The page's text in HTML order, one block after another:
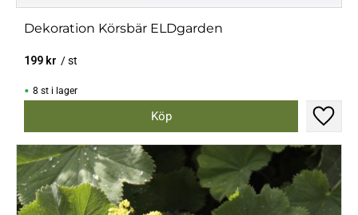
Dekoration Körsbär ELDgarden
199 kr /st
Lägg
8 st i lager